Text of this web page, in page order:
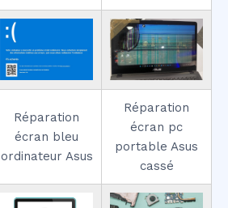
Réparation
écran bleu
ordinateur Asus
Réparation
écran pc
portable Asus
cassé